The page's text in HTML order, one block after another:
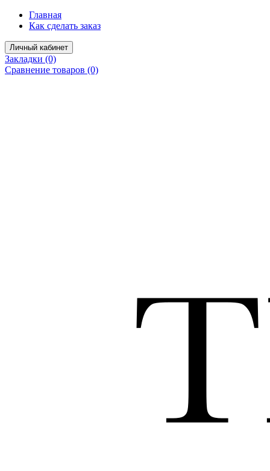
Главная
Как сделать заказ
Личный кабинет
Закладки (0)
Сравнение товаров (0)